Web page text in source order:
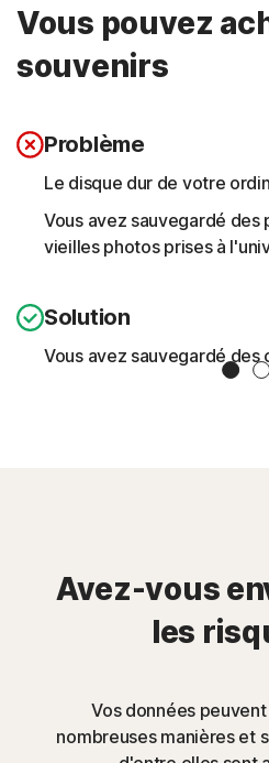
Vous pouvez
souvenirs
Problème
Le disque dur de votre
Vous avez sauvegardé
vieilles photos prises à
Solution
Vous avez sauvegardé
Slide 1 Slide 2
Avez-vous
les
Vos données
nombreuses manières et